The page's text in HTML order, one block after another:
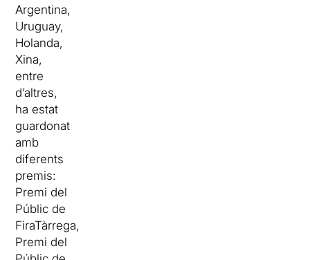
Argentina,
Uruguay,
Holanda,
Xina,
entre
d’altres,
ha estat
guardonat
amb
diferents
premis:
Premi del
Públic de
FiraTàrrega,
Premi del